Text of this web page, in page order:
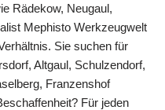
Rädekow, Neugaul,
Mephisto Werkzeugwelt
Sie suchen für
Altgaul, Schulzendorf,
Franzenshof
Für jeden